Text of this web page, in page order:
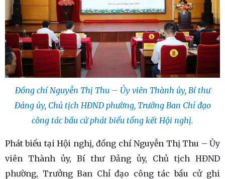
Đồng chí Nguyễn Thị Thu – Ủy viên Thành ủy, Bí thư
Đảng ủy, Chủ tịch HĐND phường, Trưởng Ban Chỉ đạo
công tác bầu cử phát biểu tổng kết Hội nghị.
Phát biểu tại Hội nghị, đồng chí Nguyễn Thị Thu – Ủy
viên Thành ủy, Bí thư Đảng ủy, Chủ tịch HĐND
phường, Trưởng Ban Chỉ đạo công tác bầu cử ghi